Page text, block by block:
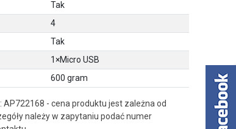
Tak
4
Tak
1×Micro USB
600 gram
- cena produktu jest zależna od
należy w zapytaniu podać numer